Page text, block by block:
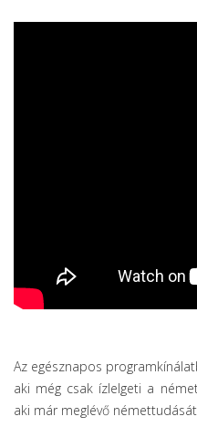
Az egésznapos
aki még csak ízlelgeti a
aki már meglévő